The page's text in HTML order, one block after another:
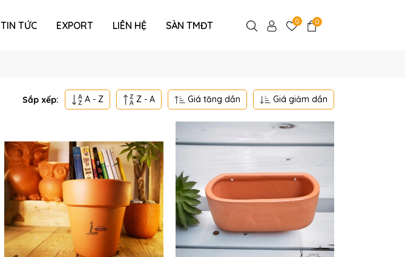
TIN TỨC EXPORT LIÊN HỆ SÀN TMĐT 0 0
Sắp xếp: A - Z Z - A Giá tăng dần Giá giảm dần